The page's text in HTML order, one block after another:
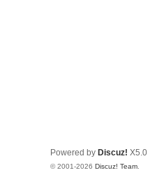
Powered by Discuz! X5.0
© 2001-2026 Discuz! Team